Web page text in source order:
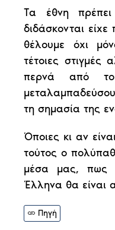
Τα έθνη
διδάσκονται είχε
θέλουμε όχι
τέτοιες στιγμές
περνά από
τη σημασία της
Όποιες κι αν
τούτος ο
μέσα μας, πως
Έλληνα θα είναι
Πηγή